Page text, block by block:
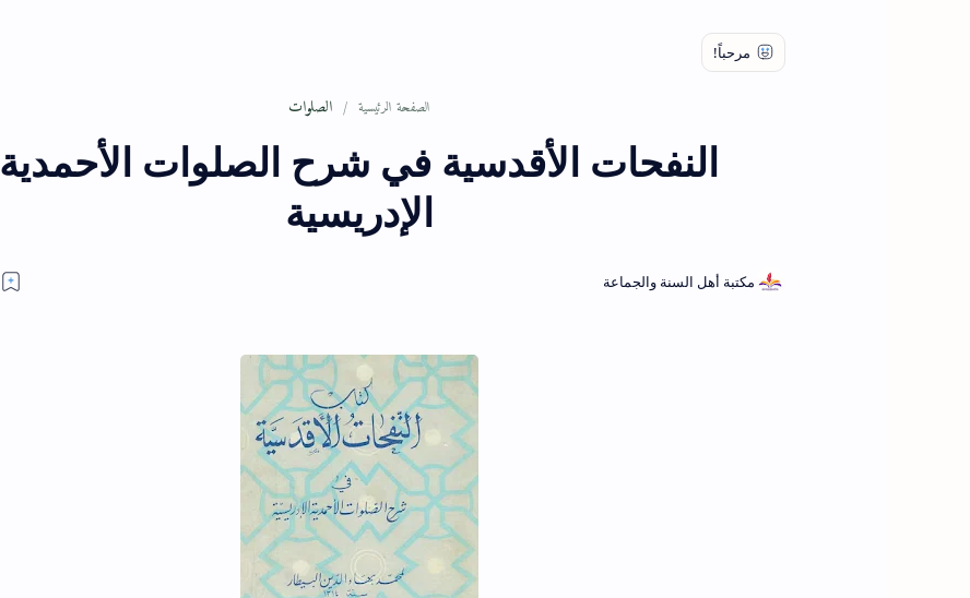
الصفحة الرئيسية الصلوات
النفحات الأقدسية في شرح الصلوات الأحمدية
الإدريسية